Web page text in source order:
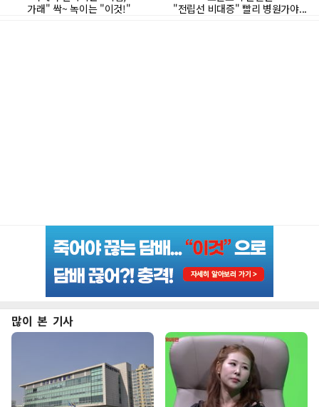
많이 본 기사